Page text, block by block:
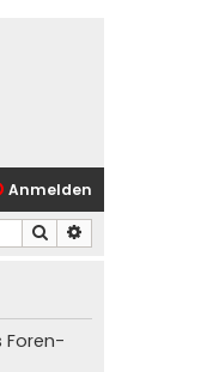
Anmelden
Suche
Foren-